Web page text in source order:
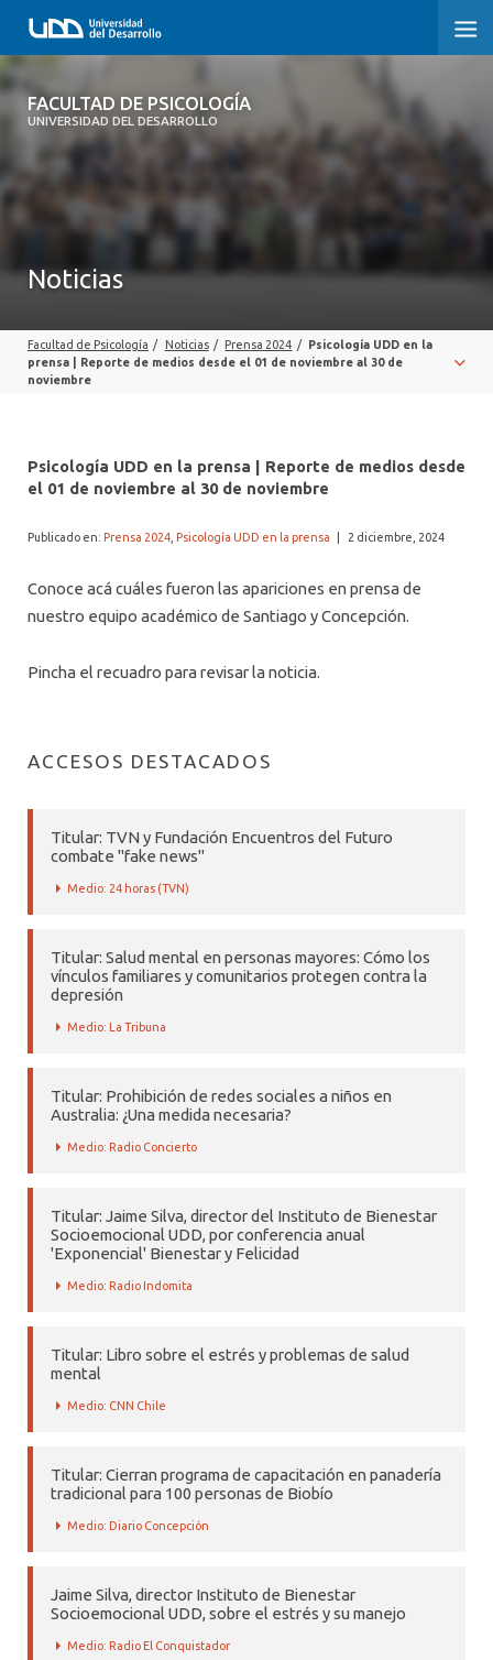
FACULTAD DE PSICOLOGÍA
UNIVERSIDAD DEL DESARROLLO
FACULTAD DE PSICOLOGÍA
POSTGRADOS Y EDUCACIÓN CONTINUA
ALUMNI PSICOLOGÍA UDD
SERVICIO DE PSICOLOGÍA INTEGRAL
Noticias
Facultad de Psicología / Noticias / Prensa 2024 /
Psicología UDD en la
prensa | Reporte de medios desde el 01 de noviembre al 30 de
noviembre
Psicología UDD en la prensa | Reporte de medios desde
el 01 de noviembre al 30 de noviembre
Publicado en: Prensa 2024 Psicología UDD en la prensa 2 diciembre, 2024
Conoce acá cuáles fueron las apariciones en prensa de
nuestro equipo académico de Santiago y Concepción.
Pincha el recuadro para revisar la noticia.
ACCESOS DESTACADOS
Titular: TVN y Fundación Encuentros del Futuro
combate "fake news"
Medio: 24 horas (TVN)
Titular: Salud mental en personas mayores: Cómo los
vínculos familiares y comunitarios protegen contra la
depresión
Medio: La Tribuna
Titular: Prohibición de redes sociales a niños en
Australia: ¿Una medida necesaria?
Medio: Radio Concierto
Titular: Jaime Silva, director del Instituto de Bienestar
Socioemocional UDD, por conferencia anual
'Exponencial' Bienestar y Felicidad
Medio: Radio Indomita
Titular: Libro sobre el estrés y problemas de salud
mental
Medio: CNN Chile
Titular: Cierran programa de capacitación en panadería
tradicional para 100 personas de Biobío
Medio: Diario Concepción
Jaime Silva, director Instituto de Bienestar
Socioemocional UDD, sobre el estrés y su manejo
Medio: Radio El Conquistador